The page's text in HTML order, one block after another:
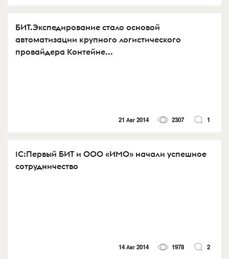
БИТ.Экспедирование стало основой
автоматизации крупного логистического
провайдера Контейне...
21 Авг 2014 2307 1
1С:Первый БИТ и ООО «ИМО» начали успешное
сотрудничество
14 Авг 2014 1978 2